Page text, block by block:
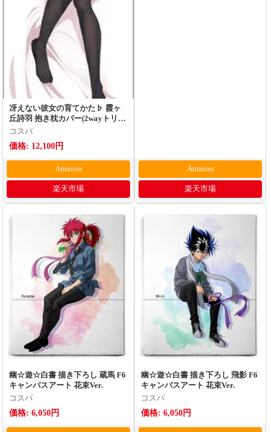
冴えない彼女の育てかた♭ 霞ヶ
丘詩羽 抱き枕カバー(2wayトリコ
ット)
コスパ
価格: 12,100円
Amazon
楽天市場
Amazon
楽天市場
幽☆遊☆白書 描き下ろし 蔵馬 F6
キャンバスアート 花束Ver.
コスパ
価格: 6,050円
幽☆遊☆白書 描き下ろし 飛影 F6
キャンバスアート 花束Ver.
コスパ
価格: 6,050円